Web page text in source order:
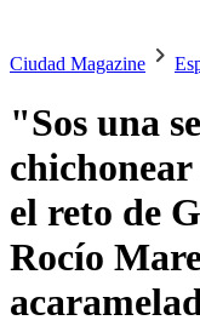
Ciudad Magazine
"Sos una
el reto de
Rocío